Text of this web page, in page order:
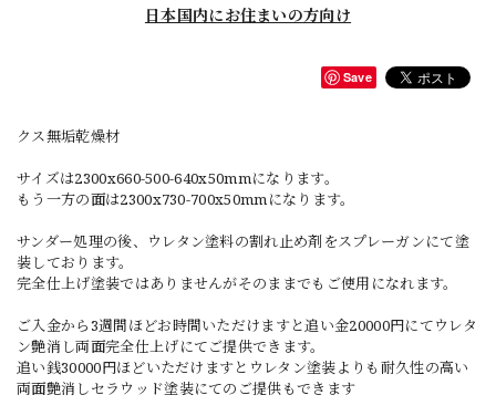
日本国内にお住まいの方向け
Save
クス無垢乾燥材
サイズは2300x660-500-640x50mmになります。
もう一方の面は2300x730-700x50mmになります。
サンダー処理の後、ウレタン塗料の割れ止め剤をスプレーガンにて塗
装しております。
完全仕上げ塗装ではありませんがそのままでもご使用になれます。
ご入金から3週間ほどお時間いただけますと追い金20000円にてウレタ
ン艶消し両面完全仕上げにてご提供できます。
追い銭30000円ほどいただけますとウレタン塗装よりも耐久性の高い
両面艶消しセラウッド塗装にてのご提供もできます